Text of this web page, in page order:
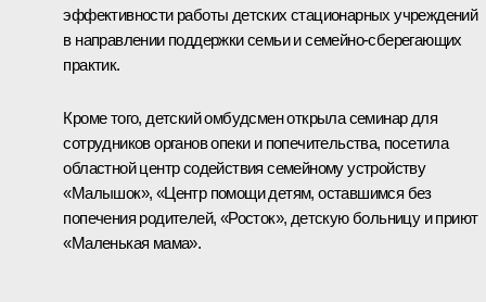
эффективности работы детских стационарных учреждений
в направлении поддержки семьи и семейно-сберегающих
практик.
Кроме того, детский омбудсмен открыла семинар для
сотрудников органов опеки и попечительства, посетила
областной центр содействия семейному устройству
«Малышок», «Центр помощи детям, оставшимся без
попечения родителей, «Росток», детскую больницу и приют
«Маленькая мама».